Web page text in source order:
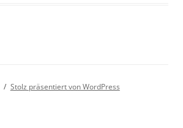
Stolz präsentiert von WordPress